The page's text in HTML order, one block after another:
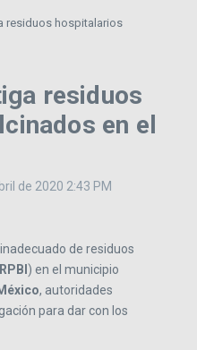
residuos hospitalarios
residuos
en el
de 2020 2:43 PM
de residuos
RPBI ) en el municipio
, autoridades
para dar con los